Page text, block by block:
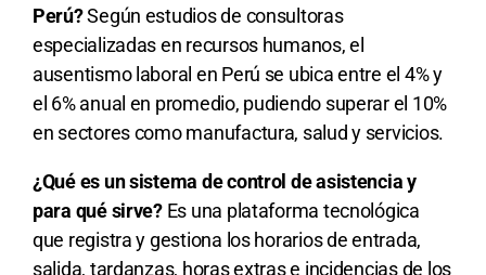
Perú?Según estudios de consultoras
especializadas en recursos humanos, el
ausentismo laboral en Perú se ubica entre el 4% y
el 6% anual en promedio, pudiendo superar el 10%
en sectores como manufactura, salud y servicios.
¿Qué es un sistema de control de asistencia y
para qué sirve?Es una plataforma tecnológica
que registra y gestiona los horarios de entrada,
salida, tardanzas, horas extras e incidencias de los